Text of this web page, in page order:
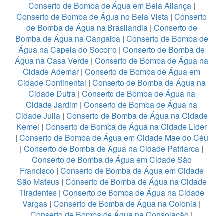
Conserto de Bomba de Água em Bela Aliança |
Conserto de Bomba de Água no Bela Vista | Conserto
de Bomba de Água na Brasilandia| Conserto de
Bomba de Água na Cangaiba| Conserto de Bomba de
Água na Capela do Socorro | Conserto de Bomba de
Água na Casa Verde | Conserto de Bomba de Água na
Cidade Ademar| Conserto de Bomba de Água em
Cidade Continental | Conserto de Bomba de Água na
Cidade Dutra | Conserto de Bomba de Água na
Cidade Jardim | Conserto de Bomba de Água na
Cidade Julia | Conserto de Bomba de Água na Cidade
Kemel | Conserto de Bomba de Água na Cidade Lider
| Conserto de Bomba de Água em Cidade Mae do Céu
| Conserto de Bomba de Água na Cidade Patriarca |
Conserto de Bomba de Água em Cidade São
Francisco | Conserto de Bomba de Água em Cidade
São Mateus| Conserto de Bomba de Água na Cidade
Tiradentes | Conserto de Bomba de Água na Cidade
Vargas | Conserto de Bomba de Água na Colonia |